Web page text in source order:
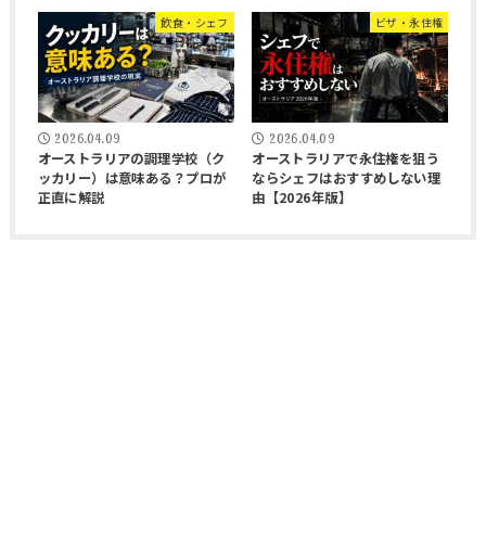
飲食・シェフ
2026.04.09
オーストラリアの調理学校（ク
ッカリー）は意味ある？プロが
正直に解説
ビザ・永住権
2026.04.09
オーストラリアで永住権を狙う
ならシェフはおすすめしない理
由【2026年版】